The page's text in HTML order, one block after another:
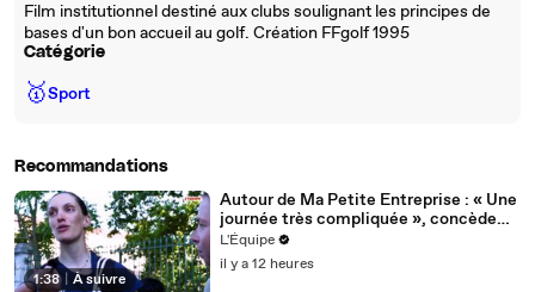
Film institutionnel destiné aux clubs soulignant les principes de
bases d'un bon accueil au golf. Création FFgolf 1995
Catégorie
🥇Sport
Recommandations
1:38 À suivre
Autour de Ma Petite Entreprise : « Une
journée très compliquée », concède
Océane Mahé après la 6e étape - Tour
de France femmes avec Zwift - Autour
de Ma Petite Entreprise
L'Équipe
il y a 12 heures